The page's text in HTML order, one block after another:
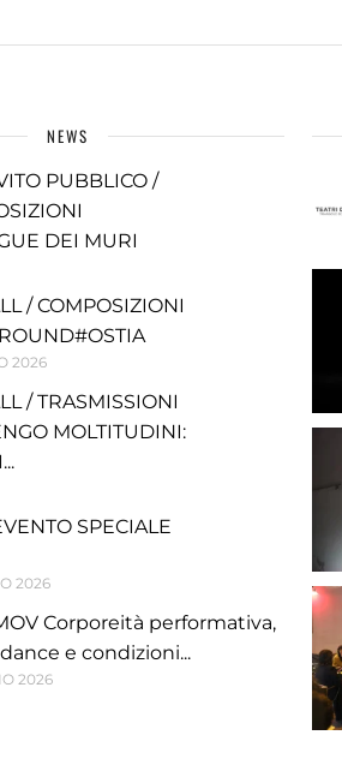
NEWS
PUBBLICO /
DEI MURI
/ COMPOSIZIONI
2026
/ TRASMISSIONI
MOLTITUDINI:
SPECIALE
2026
Corporeità performativa,
e condizioni...
2026